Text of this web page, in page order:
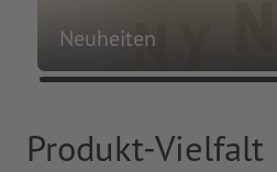
Neuheiten
Produkt-